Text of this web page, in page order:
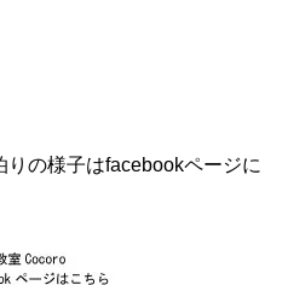
の様子はfacebookページに